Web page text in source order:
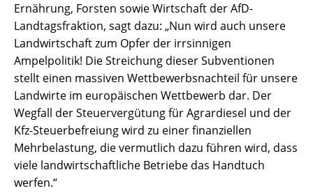
Ernährung, Forsten sowie Wirtschaft der AfD-
Landtagsfraktion, sagt dazu: „Nun wird auch unsere
Landwirtschaft zum Opfer der irrsinnigen
Ampelpolitik! Die Streichung dieser Subventionen
stellt einen massiven Wettbewerbsnachteil für unsere
Landwirte im europäischen Wettbewerb dar. Der
Wegfall der Steuervergütung für Agrardiesel und der
Kfz-Steuerbefreiung wird zu einer finanziellen
Mehrbelastung, die vermutlich dazu führen wird, dass
viele landwirtschaftliche Betriebe das Handtuch
werfen.“